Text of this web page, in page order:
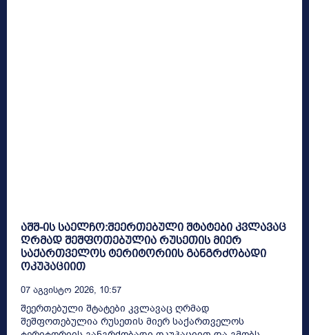
აშშ-ის საელჩო:შეერთებული შტატები კვლავაც
ღრმად შეშფოთებულია რუსეთის მიერ
საქართველოს ტერიტორიის განგრძობადი
ოკუპაციით
07 Აგვისტო 2026, 10:57
შეერთებული შტატები კვლავაც ღრმად
შეშფოთებულია რუსეთის მიერ საქართველოს